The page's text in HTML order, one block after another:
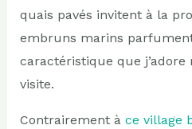
quais pavés invitent à la
embruns marins parfument
caractéristique que
visite.
Contrairement à ce village